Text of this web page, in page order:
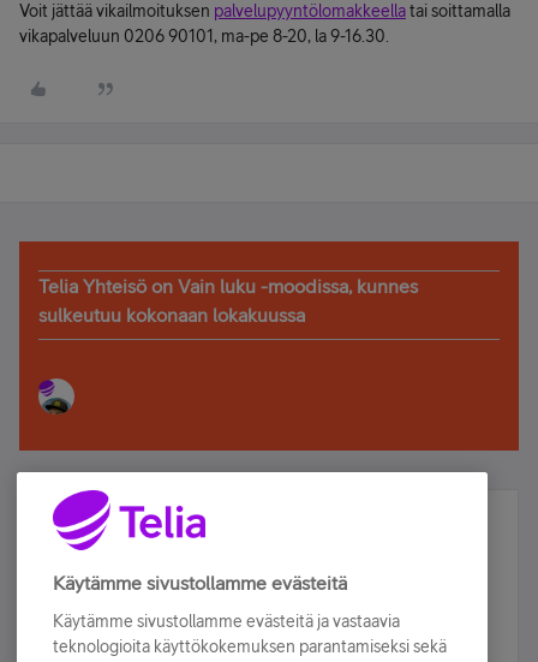
Voit jättää vikailmoituksen palvelupyyntölomakkeellatai soittamalla
vikapalveluun 0206 90101, ma-pe 8-20, la 9-16.30.
Telia Yhteisö on Vain luku -moodissa, kunnes
sulkeutuu kokonaan lokakuussa
Älä jää paitsi – osallistu ja voita!
Tilaa Telian uutiskirje ja olet mukana arvonnassa.
sähköpostiisi.
Käytämme sivustollamme evästeitä
Käytämme sivustollamme evästeitä ja vastaavia
teknologioita käyttökokemuksen parantamiseksi sekä